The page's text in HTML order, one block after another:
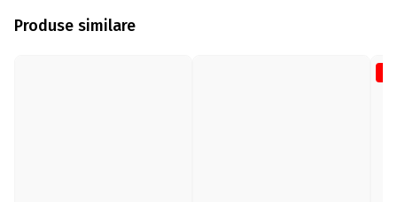
Produse similare